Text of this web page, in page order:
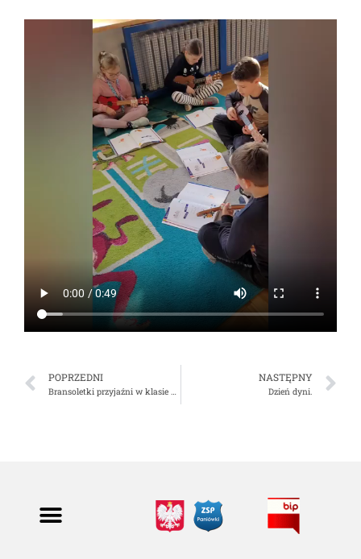
POPRZEDNI
Bransoletki przyjaźni w klasie 3c.
NASTĘPNY
Dzień dyni.